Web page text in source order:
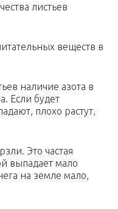
листьев
веществ в
наличие азота в
Если будет
плохо растут,
Это частая
выпадает мало
на земле мало,